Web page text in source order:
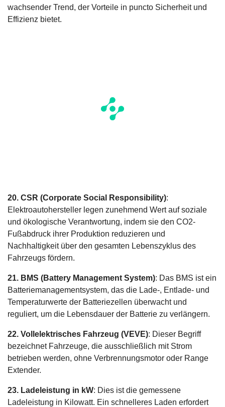
wachsender Trend, der Vorteile in puncto Sicherheit und
Effizienz bietet.
20. CSR (Corporate Social Responsibility):
Elektroautohersteller legen zunehmend Wert auf soziale
und ökologische Verantwortung, indem sie den CO2-
Fußabdruck ihrer Produktion reduzieren und
Nachhaltigkeit über den gesamten Lebenszyklus des
Fahrzeugs fördern.
21. BMS (Battery Management System): Das BMS ist ein
Batteriemanagementsystem, das die Lade-, Entlade- und
Temperaturwerte der Batteriezellen überwacht und
reguliert, um die Lebensdauer der Batterie zu verlängern.
22. Vollelektrisches Fahrzeug (VEVE): Dieser Begriff
bezeichnet Fahrzeuge, die ausschließlich mit Strom
betrieben werden, ohne Verbrennungsmotor oder Range
Extender.
23. Ladeleistung in kW: Dies ist die gemessene
Ladeleistung in Kilowatt. Ein schnelleres Laden erfordert